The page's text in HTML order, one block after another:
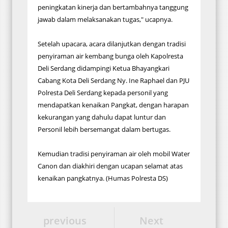
peningkatan kinerja dan bertambahnya tanggung
jawab dalam melaksanakan tugas," ucapnya.
Setelah upacara, acara dilanjutkan dengan tradisi
penyiraman air kembang bunga oleh Kapolresta
Deli Serdang didampingi Ketua Bhayangkari
Cabang Kota Deli Serdang Ny. Ine Raphael dan PJU
Polresta Deli Serdang kepada personil yang
mendapatkan kenaikan Pangkat, dengan harapan
kekurangan yang dahulu dapat luntur dan
Personil lebih bersemangat dalam bertugas.
Kemudian tradisi penyiraman air oleh mobil Water
Canon dan diakhiri dengan ucapan selamat atas
kenaikan pangkatnya. (Humas Polresta DS)
Next
previous